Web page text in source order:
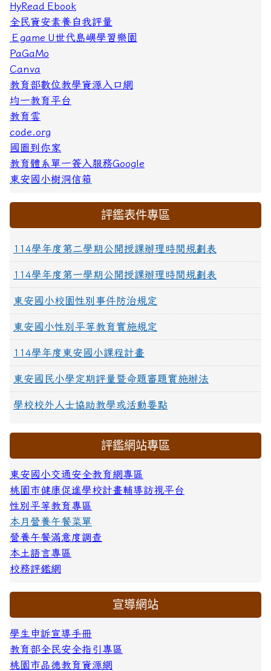
HyRead Ebook
全民資安素養自我評量
Ｅgame U世代島嶼學習樂園
PaGaMo
Canva
教育部數位教學資源入口網
均一教育平台
教育雲
code.org
國圖到你家
to
https://docs.google.com/forms/d/e/
教育體系單一簽入服務Google
東安國小樹洞信箱
評鑑表件專區
114學年度第二學期公開授課辦理時間規劃表
114學年度第一學期公開授課辦理時間規劃表
東安國小校園性別事件防治規定
東安國小性別平等教育實施規定
114學年度東安國小課程計畫
東安國民小學定期評量暨命題審題實施辦法
學校校外人士協助教學或活動要點
評鑑網站專區
東安國小交通安全教育網專區
桃園市健康促進學校計畫輔導訪視平台
性別平等教育專區
本月營養午餐菜單
營養午餐滿意度調查
本土語言專區
校務評鑑網
宣導網站
學生申訴宣導手冊
教育部全民安全指引專區
桃園市品德教育資源網